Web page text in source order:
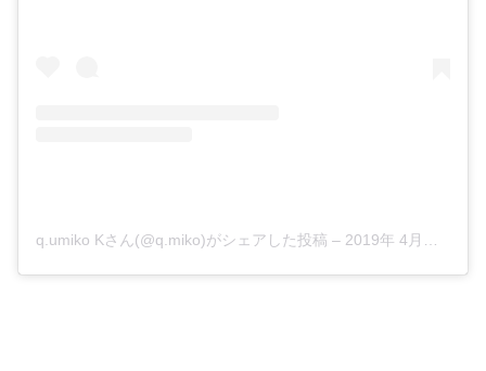
q.umiko Kさん(@q.miko)がシェアした投稿 – 2019年 4月月16日午前1時28分PDT